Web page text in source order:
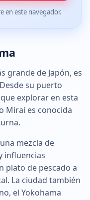
en este navegador.
grande de Japón, es
su puerto
explorar en esta
Mirai es conocida
mezcla de
influencias
plato de pescado a
La ciudad también
el Yokohama